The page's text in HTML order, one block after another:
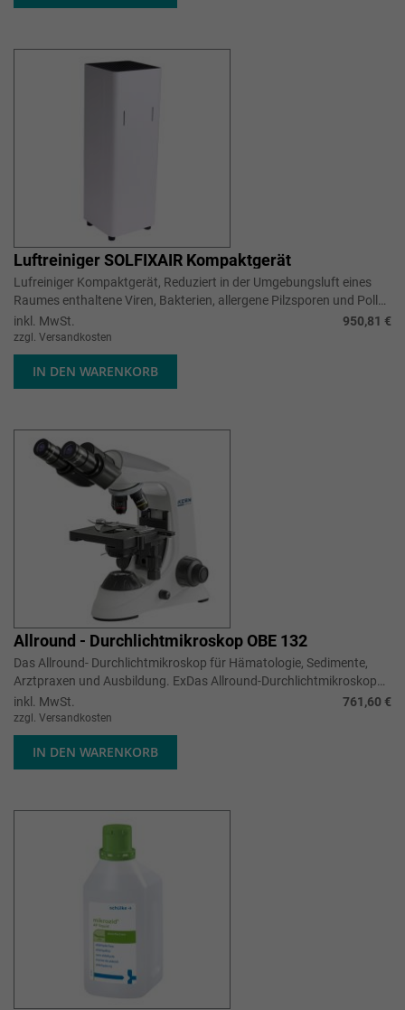
Luftreiniger SOLFIXAIR Kompaktgerät
Lufreiniger Kompaktgerät, Reduziert in der Umgebungsluft eines
Raumes enthaltene Viren, Bakterien, allergene Pilzsporen und Pollen
um bis zu 9...
inkl. MwSt. 950,81 €
zzgl. Versandkosten
IN DEN WARENKORB
Allround - Durchlichtmikroskop OBE 132
Das Allround- Durchlichtmikroskop für Hämatologie, Sedimente,
Arztpraxen und Ausbildung. ExDas Allround-Durchlichtmikroskop
für Hämatologie, S...
inkl. MwSt. 761,60 €
zzgl. Versandkosten
IN DEN WARENKORB